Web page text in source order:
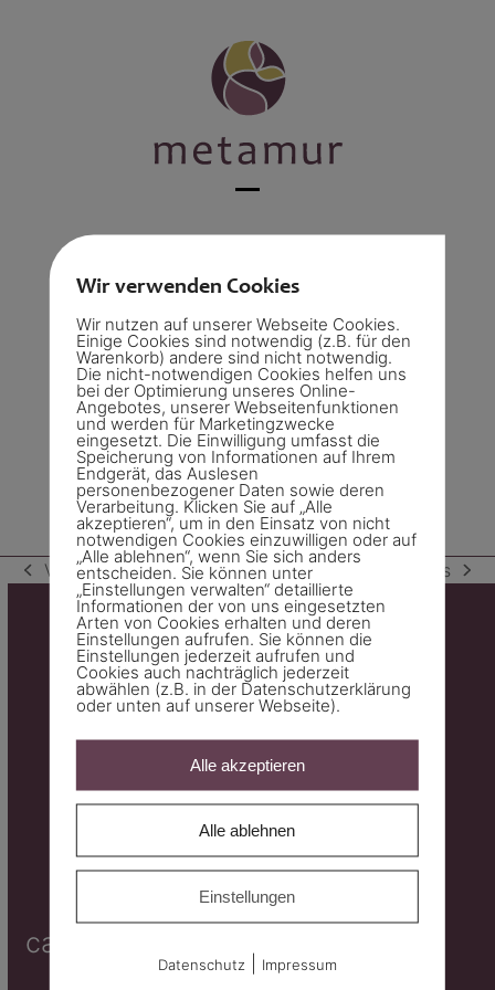
menu
menu
«Liebe Carmen Vielen Dank, dass Du uns
Hochzeitstag und für die wunderschöne
Zeremonie, die uns für immer in Erinnerung
bleiben wird. Es hätte nicht besser sein
können…»
vorheriger
Beitrag:
Vorheriger
Nächster
Beitrag:
Vorwärts
Werkstrasse 2
7000 Chur
carmen.peter@metamur.ch
+41 79 661 17 70
Wir verwenden Cookies
Wir nutzen auf unserer Webseite Cookies.
Einige Cookies sind notwendig (z.B. für den
Warenkorb) andere sind nicht notwendig.
Die nicht-notwendigen Cookies helfen uns
bei der Optimierung unseres Online-
Angebotes, unserer Webseitenfunktionen
und werden für Marketingzwecke
eingesetzt. Die Einwilligung umfasst die
Speicherung von Informationen auf Ihrem
Endgerät, das Auslesen
personenbezogener Daten sowie deren
Verarbeitung. Klicken Sie auf „Alle
akzeptieren“, um in den Einsatz von nicht
notwendigen Cookies einzuwilligen oder auf
„Alle ablehnen“, wenn Sie sich anders
entscheiden. Sie können unter
„Einstellungen verwalten“ detaillierte
Informationen der von uns eingesetzten
Arten von Cookies erhalten und deren
Einstellungen aufrufen. Sie können die
Einstellungen jederzeit aufrufen und
Cookies auch nachträglich jederzeit
abwählen (z.B. in der Datenschutzerklärung
oder unten auf unserer Webseite).
Alle akzeptieren
Alle ablehnen
Einstellungen
Datenschutz Impressum